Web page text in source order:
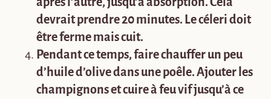
devrait prendre 20 minutes. Le céleri doit
être ferme mais cuit.
Pendant ce temps, faire chauffer un peu
d’huile d’olive dans une poêle. Ajouter les
champignons et cuire à feu vif jusqu’à ce